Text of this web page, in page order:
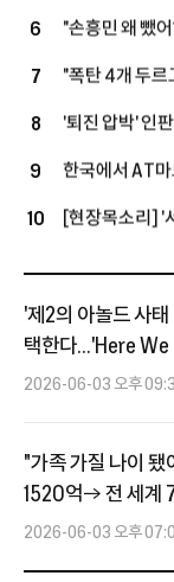
끝내 PL 복귀
6
"손흥민 왜 뺐
7
"폭탄 4개 두
월드컵 '충격
8
'퇴진 압박' 인
9
한국에서 AT마
우승 위해
10
[현장목소리] '
'제2의 아놀드 사
택한다...'Here We
2026-06-03 오후
"가족 가질 나이 됐
1520억→ 전 세계
2026-06-03 오후